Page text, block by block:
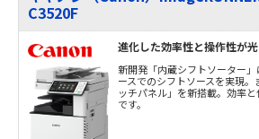
C3520F
進化した効率性と操作性が
新開発「内蔵シフトソーター
ースでのシフトソースを実現
ッチパネル」を新搭載。効率
です。